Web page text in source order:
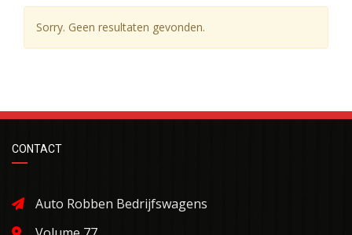
Sorry. Geen resultaten gevonden.
CONTACT
Auto Robben Bedrijfswagens